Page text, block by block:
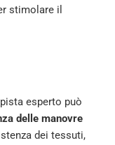
stimolare il
esperto può
delle manovre
dei tessuti,